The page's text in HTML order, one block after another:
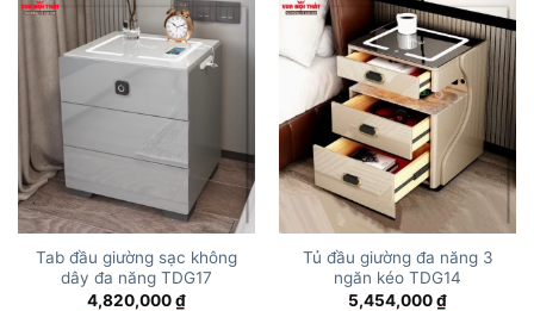
Tab đầu giường sạc không
dây đa năng TDG17
4,820,000₫
Tủ đầu giường đa năng 3
ngăn kéo TDG14
5,454,000₫